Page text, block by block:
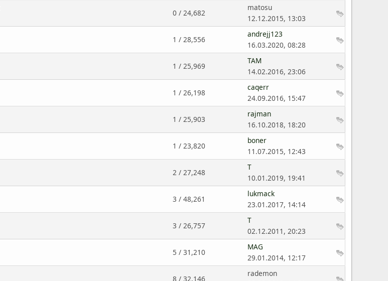
0 / 24,682
matosu
12.12.2015, 13:03
1 / 28,556
andrejj123
16.03.2020, 08:28
1 / 25,969
TAM
14.02.2016, 23:06
1 / 26,198
caqerr
24.09.2016, 15:47
1 / 25,903
rajman
16.10.2018, 18:20
1 / 23,820
boner
11.07.2015, 12:43
2 / 27,248
T
10.01.2019, 19:41
3 / 48,261
lukmack
23.01.2017, 14:14
3 / 26,757
T
02.12.2011, 20:23
5 / 31,210
MAG
29.01.2014, 12:17
8 / 32,146
rademon